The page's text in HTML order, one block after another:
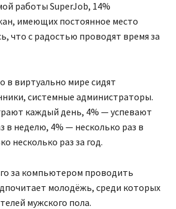
работы SuperJob, 14%
имеющих постоянное место
что с радостью проводят время за
в виртуально мире сидят
системные администраторы.
каждый день, 4% — успевают
в неделю, 4% — несколько раз в
несколько раз за год.
за компьютером проводить
молодёжь, среди которых
мужского пола.